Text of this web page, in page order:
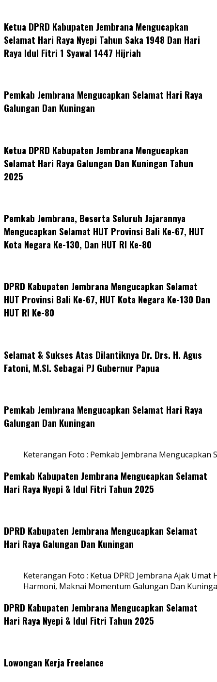
Ketua DPRD Kabupaten Jembrana Mengucapkan
Selamat Hari Raya Nyepi Tahun Saka 1948 Dan Hari
Raya Idul Fitri 1 Syawal 1447 Hijriah
Pemkab Jembrana Mengucapkan Selamat Hari Raya
Galungan Dan Kuningan
Ketua DPRD Kabupaten Jembrana Mengucapkan
Selamat Hari Raya Galungan Dan Kuningan Tahun
2025
Pemkab Jembrana, Beserta Seluruh Jajarannya
Mengucapkan Selamat HUT Provinsi Bali Ke-67, HUT
Kota Negara Ke-130, Dan HUT RI Ke-80
DPRD Kabupaten Jembrana Mengucapkan Selamat
HUT Provinsi Bali Ke-67, HUT Kota Negara Ke-130 Dan
HUT RI Ke-80
Selamat & Sukses Atas Dilantiknya Dr. Drs. H. Agus
Fatoni, M.SI. Sebagai PJ Gubernur Papua
Pemkab Jembrana Mengucapkan Selamat Hari Raya
Galungan Dan Kuningan
Keterangan Foto : Pemkab Jembrana Mengucapkan
Pemkab Kabupaten Jembrana Mengucapkan Selamat
Hari Raya Nyepi & Idul Fitri Tahun 2025
DPRD Kabupaten Jembrana Mengucapkan Selamat
Hari Raya Galungan Dan Kuningan
Keterangan Foto : Ketua DPRD Jembrana Ajak
Harmoni, Maknai Momentum Galungan Dan
DPRD Kabupaten Jembrana Mengucapkan Selamat
Hari Raya Nyepi & Idul Fitri Tahun 2025
Lowongan Kerja Freelance